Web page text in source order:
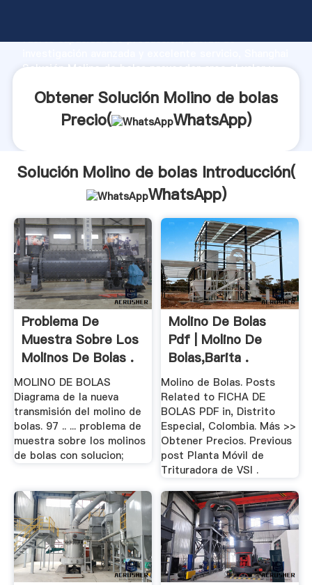
fuerte capacidad de producción, fuerza de
Solución Molino de bolas proveedor crea el valor y
Obtener Solución Molino de bolas
Precio(
WhatsApp)
Solución Molino de bolas Introducción(
WhatsApp)
Problema De
Muestra Sobre Los
Molinos De Bolas .
MOLINO DE BOLAS
Diagrama de la nueva
transmisión del molino de
bolas. 97 .. ... problema de
muestra sobre los molinos
de bolas con solucion;
Molino De Bolas
Pdf | Molino De
Bolas,Barita .
Molino de Bolas. Posts
Related to FICHA DE
BOLAS PDF in, Distrito
Especial, Colombia. Más >>
Obtener Precios. Previous
post Planta Móvil de
Trituradora de VSI .